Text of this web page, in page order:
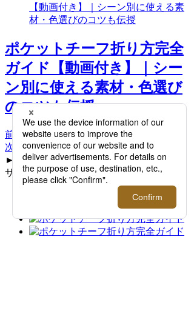
【動画付き】｜シーン別に使える素
材・色選びのコツも伝授
ポケットチーフ折り方完全
ガイド【動画付き】｜シー
ン別に使える素材・色選び
のコツも伝授 >>
前へ
次へ
►パフドも覚えましょう！ / 3. ポケットの
サイズに合わせて折る